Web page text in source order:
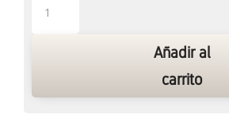
Añadir al
carrito